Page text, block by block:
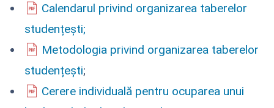
Calendarul privind organizarea taberelor
studențești;
Metodologia privind organizarea taberelor
studențești;
Cerere individuală pentru ocuparea unui